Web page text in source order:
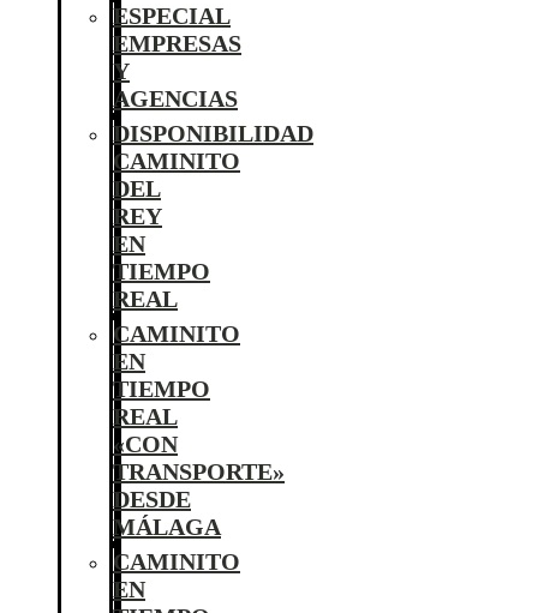
ESPECIAL
EMPRESAS
Y
AGENCIAS
DISPONIBILIDAD
CAMINITO
DEL
REY
EN
TIEMPO
REAL
CAMINITO
EN
TIEMPO
REAL
«CON
TRANSPORTE»
DESDE
MÁLAGA
CAMINITO
EN